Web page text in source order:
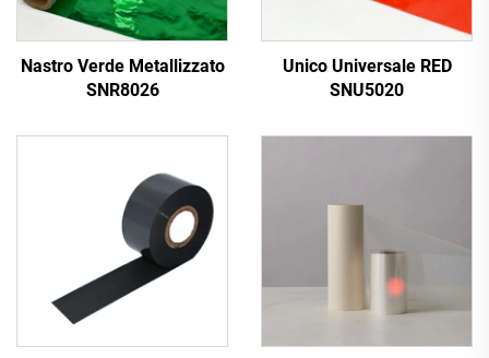
Nastro Verde Metallizzato
SNR8026
Unico Universale RED
SNU5020